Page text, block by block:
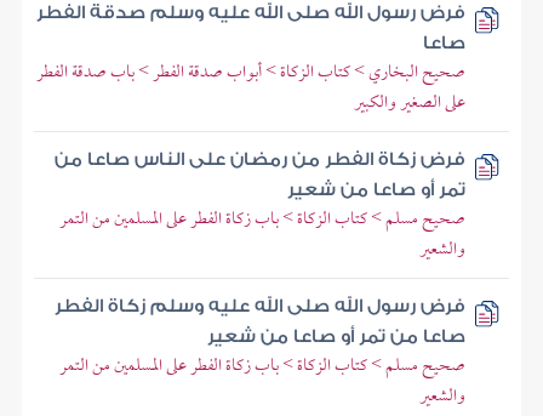
فرض رسول الله صلى الله عليه وسلم صدقة الفطر
صاعا
صحيح البخاري > كتاب الزكاة > أبواب صدقة الفطر > باب صدقة الفطر
على الصغير والكبير
فرض زكاة الفطر من رمضان على الناس صاعا من
تمر أو صاعا من شعير
صحيح مسلم > كتاب الزكاة > باب زكاة الفطر على المسلمين من التمر
والشعير
فرض رسول الله صلى الله عليه وسلم زكاة الفطر
صاعا من تمر أو صاعا من شعير
صحيح مسلم > كتاب الزكاة > باب زكاة الفطر على المسلمين من التمر
والشعير